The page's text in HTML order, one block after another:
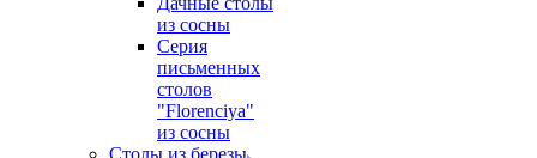
из сосны
Серия
письменных
столов
"Florenciya"
из сосны
Столы из березы